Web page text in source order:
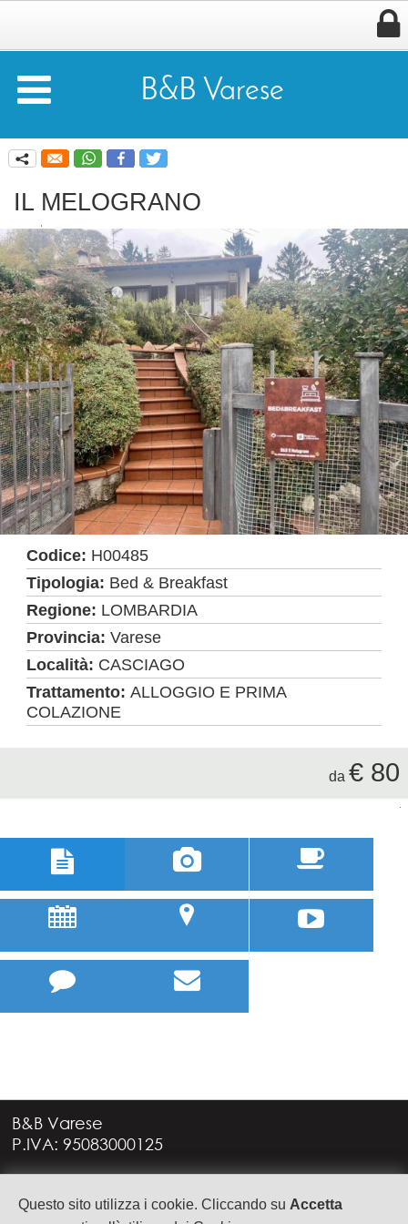
Questo sito utilizza i cookie. Cliccando su Accetta

 B&B Varese
q
IL MELOGRANO
Codice: H00485
Tipologia: Bed & Breakfast
Regione: LOMBARDIA
Provincia:Varese
Località: CASCIAGO
Trattamento:ALLOGGIO E PRIMA
COLAZIONE
da € 80
  
; u 
 
B&B Varese
P.IVA: 95083000125
21949 CASTRONNO (VA)